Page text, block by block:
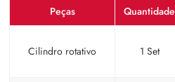
Peças Quantidade
Cilindro rotativo 1 Set